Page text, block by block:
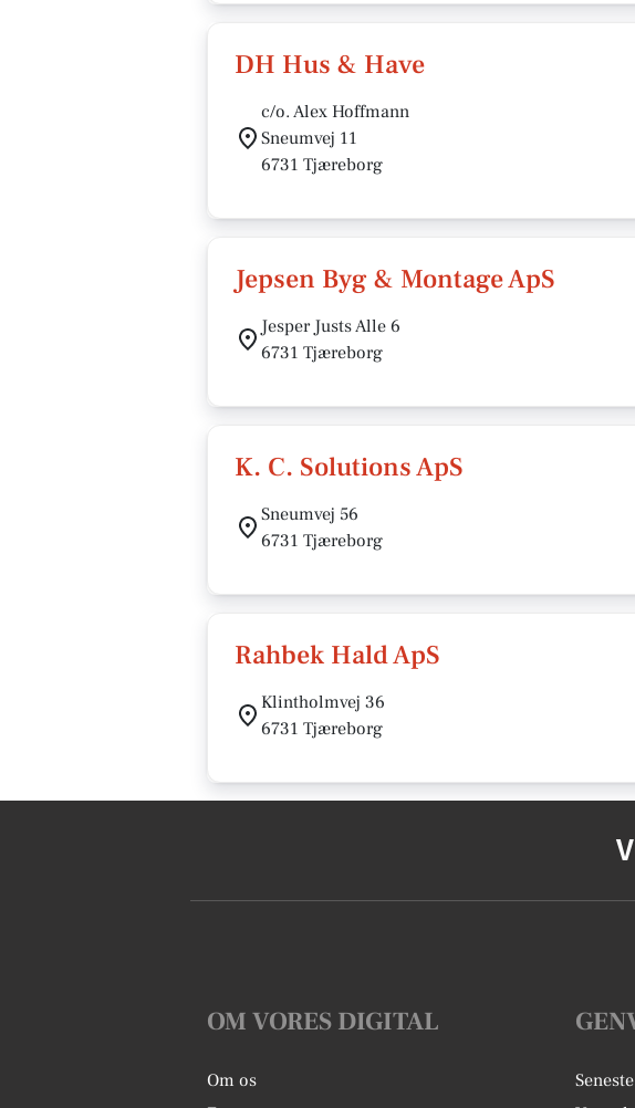
DH Hus & Have
c/o. Alex Hoffmann
Sneumvej 11
6731 Tjæreborg
Jepsen Byg & Montage ApS
Jesper Justs Alle 6
6731 Tjæreborg
K. C. Solutions ApS
Sneumvej 56
6731 Tjæreborg
Rahbek Hald ApS
Klintholmvej 36
6731 Tjæreborg
OM VORES DIGITAL
Om os